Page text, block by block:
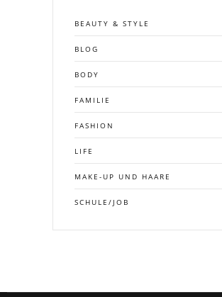
BEAUTY & STYLE
BLOG
BODY
FAMILIE
FASHION
LIFE
MAKE-UP UND HAARE
SCHULE/JOB